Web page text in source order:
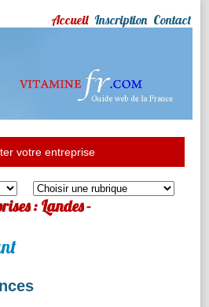
Accueil Inscription Contact
votre entreprise
: Landes -